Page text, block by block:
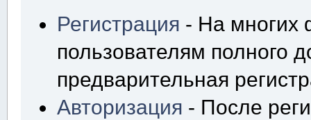
Регистрация - На многих
пользователям полного
предварительная
Авторизация - После